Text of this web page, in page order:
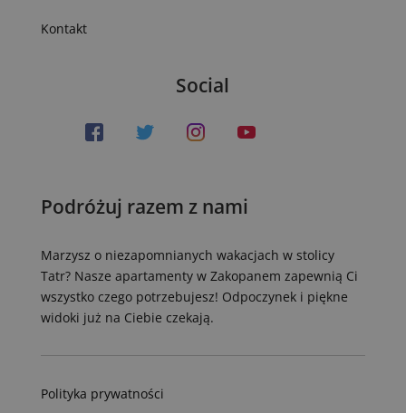
Kontakt
Social
Podróżuj razem z nami
Marzysz o niezapomnianych wakacjach w stolicy
Tatr? Nasze apartamenty w Zakopanem zapewnią Ci
wszystko czego potrzebujesz! Odpoczynek i piękne
widoki już na Ciebie czekają.
Polityka prywatności